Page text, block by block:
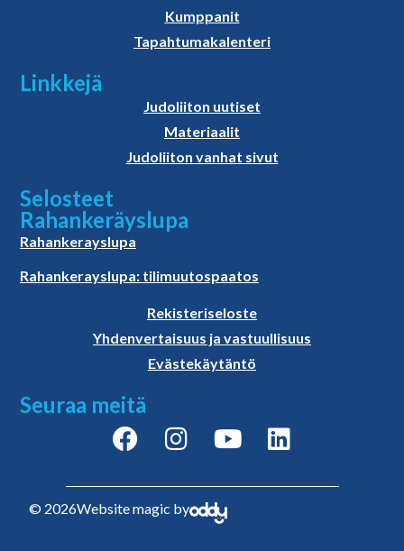
Kumppanit
Tapahtumakalenteri
Linkkejä
Judoliiton uutiset
Materiaalit
Judoliiton vanhat sivut
Selosteet
Rahankeräyslupa
Rahankerayslupa
Rahankerayslupa: tilimuutospaatos
Rekisteriseloste
Yhdenvertaisuus ja vastuullisuus
Evästekäytäntö
Seuraa meitä
© 2026Website magic by